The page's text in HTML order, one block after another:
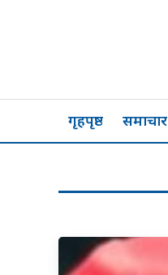
गृहपृष्ठ समाचार